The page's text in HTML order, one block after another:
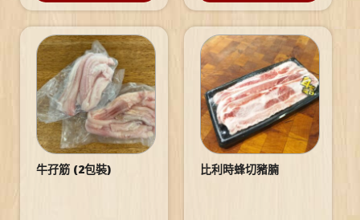
牛孖筋 (2包裝) 比利時蜂切豬腩